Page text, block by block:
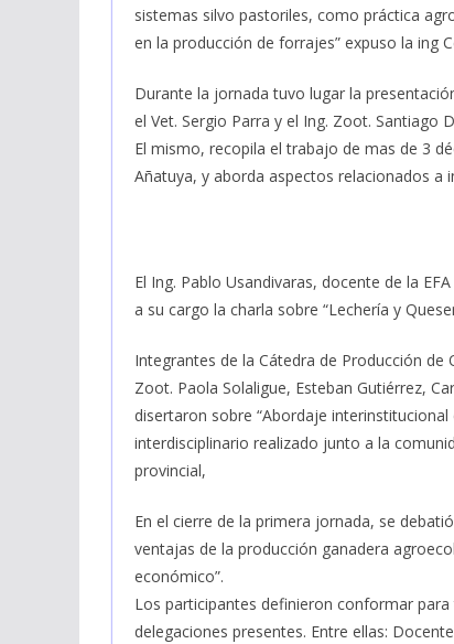
sistemas silvo pastoriles, como práctica
en la producción de forrajes” expuso la ing
Durante la jornada tuvo lugar la
el Vet. Sergio Parra y el Ing. Zoot. Santiago
El mismo, recopila el trabajo de mas de 3
Añatuya, y aborda aspectos relacionados a
El Ing. Pablo Usandivaras, docente de la
a su cargo la charla sobre “Lechería y
Integrantes de la Cátedra de Producción
Zoot. Paola Solaligue, Esteban Gutiérrez,
disertaron sobre “Abordaje
interdisciplinario realizado junto a la
provincial,
En el cierre de la primera jornada, se
ventajas de la producción ganadera
económico”.
Los participantes definieron conformar
delegaciones presentes. Entre ellas: